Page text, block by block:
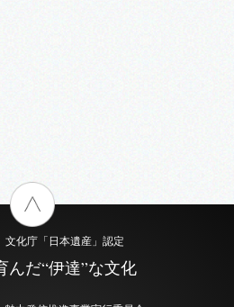
化庁「日本遺産」認定
だ“伊達”な文化